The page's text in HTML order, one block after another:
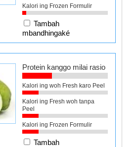
Kalori ing Frozen Formulir
Tambah
mbandhingaké
Protein kanggo milai rasio
Kalori ing woh Fresh karo Peel
Kalori ing Fresh woh tanpa
Peel
Kalori ing Frozen Formulir
Tambah